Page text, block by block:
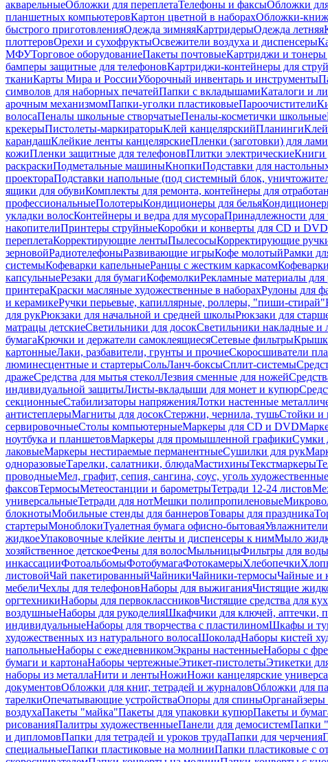
акварельныеОбложки для переплетаТелефоны и факсыОбложки
планшетных компьютеровКартон цветной в наборахОбложки-
быстрого приготовленияОдежда зимняяКартридерыОдежда летняя
плоттеровОрехи и сухофруктыОсвежители воздуха и диспенсеры
МФУТорговое оборудованиеПакеты почтовыеКартриджи и
бамперы защитные для телефоновКартриджи-контейнеры для
тканиКарты Мира и РоссииУборочный инвентарь и инструменты
символов для наборных печатейПапки с вкладышамиКаталоги и
арочным механизмомПапки-уголки пластиковыеПароочистители
волосаПеналы школьные створчатыеПеналы-косметички школьные
крекерыПистолеты-маркираторыКлей канцелярскийПланинги
карандашКлейкие ленты канцелярскиеПленки (заготовки) для
кожиПленки защитные для телефоновПлитки электрическиеКниги
раскраскиПодметальные машиныКнопкиПодставки для
проектораПодставки напольные (под системный блок,
ящики для обувиКомплекты для ремонта, контейнеры для
профессиональныеПолотерыКондиционеры для белья
укладки волосКонтейнеры и ведра для мусораПринадлежности для
накопителиПринтеры струйныеКоробки и конверты для CD и DVD
переплетаКорректирующие лентыПылесосыКорректирующие
зерновойРадиотелефоныРазвивающие игрыКофе молотыйРамки
системыКофеварки капельныеРанцы с жестким каркасом
капсульныеРезаки для бумагиКофемолкиРекламные материалы для
принтераКраски масляные художественные в наборахРулоны для
и керамикеРучки перьевые, капиллярные, роллеры, "пиши-стирай"
для рукРюкзаки для начальной и средней школыРюкзаки для
матрацы детскиеСветильники для досокСветильники накладные и
бумагаКрючки и держатели самоклеящиесяСетевые фильтры
картонныеЛаки, разбавители, грунты и прочиеСкоросшиватели
люминесцентные и стартерыСольЛанч-боксыСплит-системы
дражеСредства для мытья стеколЛезвия сменные для ножей
индивидуальной защитыЛисты-вкладыши для монет и купюр
секционныеСтабилизаторы напряженияЛотки настенные
антистеплерыМагниты для досокСтержни, чернила, тушьСтойки и
сервировочныеСтолы компьютерныеМаркеры для CD и DVD
ноутбука и планшетовМаркеры для промышленной графикиСумки
лаковыеМаркеры нестираемые перманентныеСушилки для рук
одноразовыеТарелки, салатники, блюдаМастихиныТекстмаркеры
проводныеМел, графит, сепия, сангина, соус, уголь художественные
факсовТермосыМетеостанции и барометрыТетради 12-24 листов
универсальныеТетради для нотМешки полипропиленовые
блокнотыМобильные стенды для баннеровТовары для праздника
стартерыМоноблокиТуалетная бумага офисно-бытоваяУвлажнители
жидкоеУпаковочные клейкие ленты и диспенсеры к нимМыло
хозяйственное детскоеФены для волосМыльницыФильтры для воды
инкассацииФотоальбомыФотобумагаФотокамерыХлебопечки
листовойЧай пакетированныйЧайникиЧайники-термосыЧайные и
мебелиЧехлы для телефоновНаборы для выжиганияЧистящие
оргтехникиНаборы для первоклассниковЧистящие средства для
воздушныеНаборы для рукоделияШкафчики для ключей, аптечки,
индивидуальныеНаборы для творчества с пластилиномШкафы и
художественных из натурального волосаШоколадНаборы кистей
напольныеНаборы с ежедневникомЭкраны настенныеНаборы с
бумаги и картонаНаборы чертежныеЭтикет-пистолетыЭтикетки
наборы из металлаНити и лентыНожиНожи канцелярские
документовОбложки для книг, тетрадей и журналовОбложки для
тарелкиОпечатывающие устройстваОпоры для спиныОрганайзеры
воздухаПакеты "майка"Пакеты для упаковки купюрПакеты и
рисованияПалитры художественныеПанели для демосистемПапки
и дипломовПапки для тетрадей и уроков трудаПапки для черчения
специальныеПапки пластиковые на молнииПапки пластиковые с